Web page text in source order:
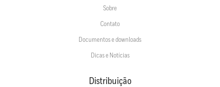
Sobre
Contato
Documentos e downloads
Dicas e Notícias
Distribuição